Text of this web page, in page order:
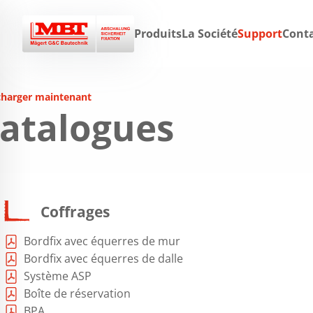
ProduitsLa SociétéSupport
maintenant
Coffrages
Bordfix avec équerres de mur
Bordfix avec équerres de dalle
Système ASP
Boîte de réservation